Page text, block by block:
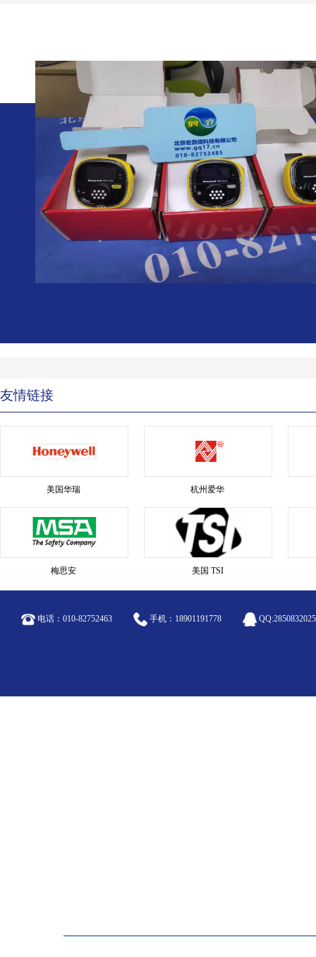
友情链接
美国华瑞 杭州爱华
梅思安 美国 TSI
电话：010-82752463 手机：18901191778 QQ:2850832025